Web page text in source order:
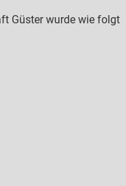
Güster wurde wie folgt